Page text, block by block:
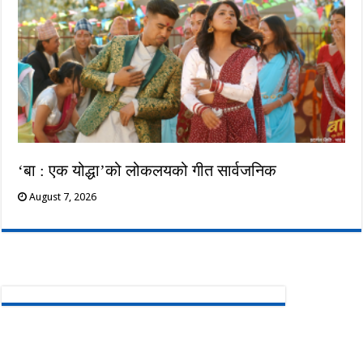
‘बा : एक योद्धा’को लोकलयको गीत सार्वजनिक
August 7, 2026